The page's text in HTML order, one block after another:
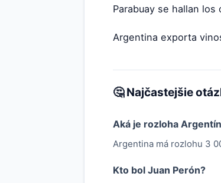
Parabuay se hallan
Argentina exporta
🤔 Najčastejšie
Aká je rozloha
Argentina má rozlohu 3
Kto bol Juan Perón?